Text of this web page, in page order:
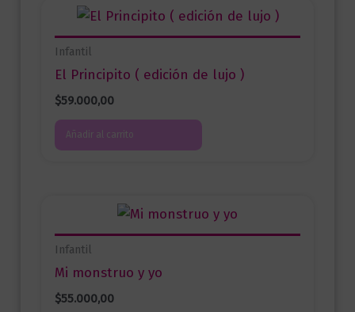
Infantil
El Principito ( edición de lujo )
$59.000,00
Añadir al carrito
Infantil
Mi monstruo y yo
$55.000,00